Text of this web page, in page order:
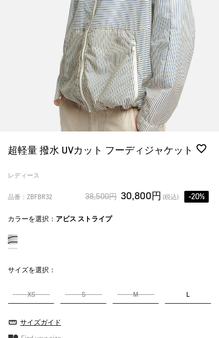
超軽量 撥水 UVカット フーディジャケット
レディース
品番：ZBFBR32 38,500円 30,800円 (税込) -20%
カラーを選択： アビス ストライプ
サイズを選択：
XS S M L
サイズガイド